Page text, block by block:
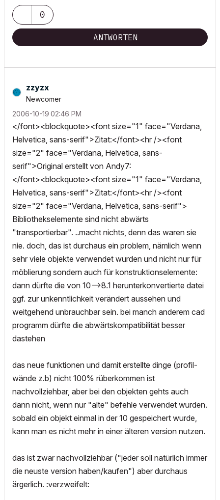
0
ANTWORTEN
zzyzx
Newcomer
‎2006-10-19 02:46 PM
</font><blockquote><font size="1" face="Verdana,
Helvetica, sans-serif">Zitat:</font><hr /><font
size="2" face="Verdana, Helvetica, sans-
serif">Original erstellt von Andy7:
</font><blockquote><font size="1" face="Verdana,
Helvetica, sans-serif">Zitat:</font><hr /><font
size="2" face="Verdana, Helvetica, sans-serif">
Bibliothekselemente sind nicht abwärts
"transportierbar". ..macht nichts, denn das waren sie
nie. doch, das ist durchaus ein problem, nämlich wenn
sehr viele objekte verwendet wurden und nicht nur für
möblierung sondern auch für konstruktionselemente:
dann dürfte die von 10-->8.1 herunterkonvertierte datei
ggf. zur unkenntlichkeit verändert aussehen und
weitgehend unbrauchbar sein. bei manch anderem cad
programm dürfte die abwärtskompatibilität besser
dastehen
das neue funktionen und damit erstellte dinge (profil-
wände z.b) nicht 100% rüberkommen ist
nachvollziehbar, aber bei den objekten gehts auch
dann nicht, wenn nur "alte" befehle verwendet wurden.
sobald ein objekt einmal in der 10 gespeichert wurde,
kann man es nicht mehr in einer älteren version nutzen.
das ist zwar nachvollziehbar ("jeder soll natürlich immer
die neuste version haben/kaufen") aber durchaus
ärgerlich. :verzweifelt: